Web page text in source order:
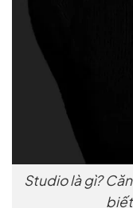
Studio là gì?